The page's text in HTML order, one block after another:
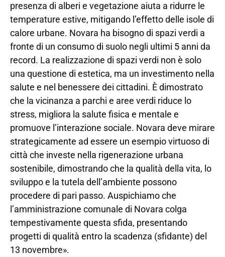
presenza di alberi e vegetazione aiuta a ridurre le
temperature estive, mitigando l’effetto delle isole di
calore urbane. Novara ha bisogno di spazi verdi a
fronte di un consumo di suolo negli ultimi 5 anni da
record. La realizzazione di spazi verdi non è solo
una questione di estetica, ma un investimento nella
salute e nel benessere dei cittadini. È dimostrato
che la vicinanza a parchi e aree verdi riduce lo
stress, migliora la salute fisica e mentale e
promuove l’interazione sociale. Novara deve mirare
strategicamente ad essere un esempio virtuoso di
città che investe nella rigenerazione urbana
sostenibile, dimostrando che la qualità della vita, lo
sviluppo e la tutela dell’ambiente possono
procedere di pari passo. Auspichiamo che
l’amministrazione comunale di Novara colga
tempestivamente questa sfida, presentando
progetti di qualità entro la scadenza (sfidante) del
13 novembre».